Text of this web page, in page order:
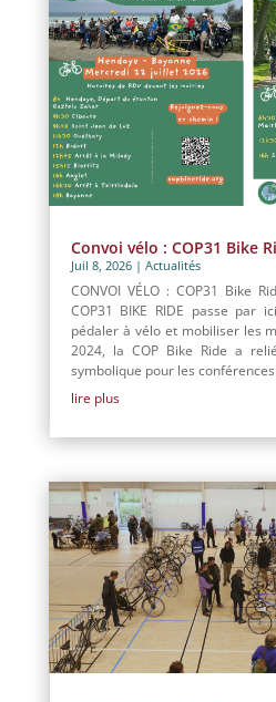
Convoi vélo : COP31 Bike
Juil 8, 2026| Actualités
CONVOI VÉLO : COP31 Bike
COP31 BIKE RIDE passe par
pédaler à vélo et mobiliser les
2024, la COP Bike Ride a
symbolique pour les
lire plus